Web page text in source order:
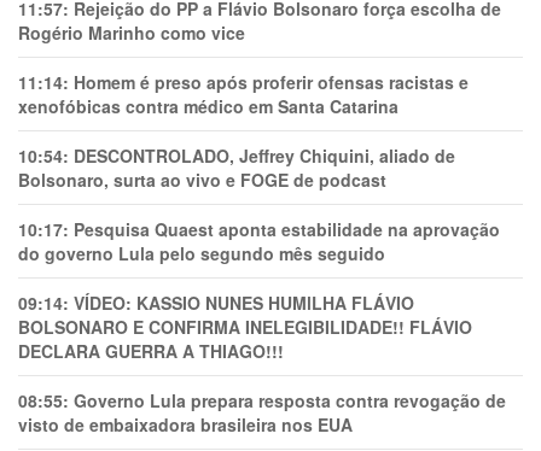
11:57: Rejeição do PP a Flávio Bolsonaro força escolha de
Rogério Marinho como vice
11:14: Homem é preso após proferir ofensas racistas e
xenofóbicas contra médico em Santa Catarina
10:54: DESCONTROLADO, Jeffrey Chiquini, aliado de
Bolsonaro, surta ao vivo e FOGE de podcast
10:17: Pesquisa Quaest aponta estabilidade na aprovação
do governo Lula pelo segundo mês seguido
09:14: VÍDEO: KASSIO NUNES HUMlLHA FLÁVIO
BOLSONARO E CONFIRMA INELEGIBILIDADE!! FLÁVIO
DECLARA GUERRA A THIAGO!!!
08:55: Governo Lula prepara resposta contra revogação de
visto de embaixadora brasileira nos EUA